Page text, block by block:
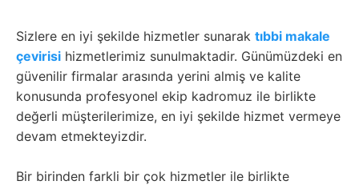
Sizlere en iyi şekilde hizmetler sunarak tıbbi makale
çevirisi hizmetlerimiz sunulmaktadir. Günümüzdeki en
güvenilir firmalar arasında yerini almiş ve kalite
konusunda profesyonel ekip kadromuz ile birlikte
değerli müşterilerimize, en iyi şekilde hizmet vermeye
devam etmekteyizdir.
Bir birinden farkli bir çok hizmetler ile birlikte